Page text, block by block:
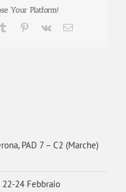
Your Platform!
Tumblr Pinterest
Vk Email
PAD 7 – C2 (Marche)
24 Febbraio